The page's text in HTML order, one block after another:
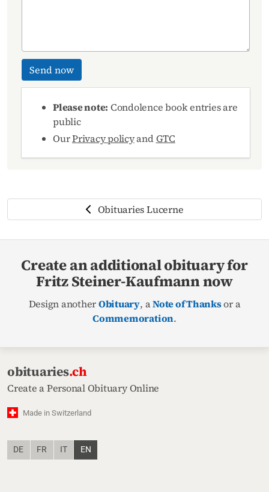
Send now
Please note: Condolence book entries are
public
OurPrivacy policyandGTC
Obituaries Lucerne
Create an additional obituary for
Fritz Steiner-Kaufmann now
Design anotherObituary, aNote of Thanksor a
Commemoration.
obituaries.ch
Create a Personal Obituary Online
Made in Switzerland
DE FR IT EN